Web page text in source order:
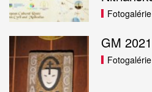
Fotogalérie
GM 2021
Fotogalérie